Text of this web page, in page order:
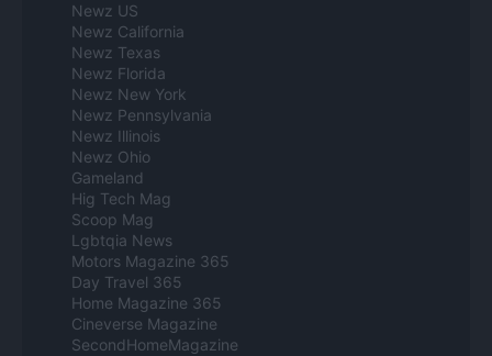
Newz US
Newz California
Newz Texas
Newz Florida
Newz New York
Newz Pennsylvania
Newz Illinois
Newz Ohio
Gameland
Hig Tech Mag
Scoop Mag
Lgbtqia News
Motors Magazine 365
Day Travel 365
Home Magazine 365
Cineverse Magazine
SecondHomeMagazine